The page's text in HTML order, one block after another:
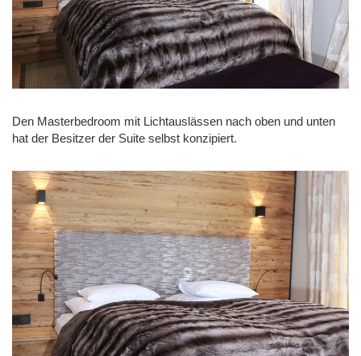
Den Masterbedroom mit Lichtauslässen nach oben und unten
hat der Besitzer der Suite selbst konzipiert.